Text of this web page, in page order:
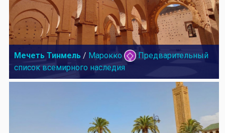
Мечеть Тинмель / Марокко
Предварительный
список всемирного наследия